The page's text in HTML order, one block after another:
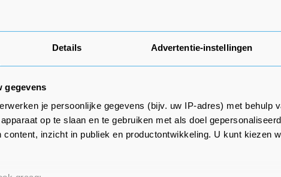
Details Advertentie-instellingen
gegevens
je persoonlijke gegevens (bijv. uw IP-adres) met behulp
op te slaan en te gebruiken met als doel
content, inzicht in publiek en productontwikkeling. U kunt kiezen
In mei begint de
jaargang voor Nuis bij Team
zijn gestopte ploeggenote
haar missen. Op menselijk
gezien. Maar ze heeft
de buurt, hoor’."
door te willen rijden, tot de
is echt mijn doel." Hoe zijn